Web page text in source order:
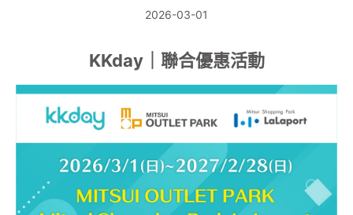
樓層導覽
顧客服務
關於我們
2026-03-01
KKday｜聯合優惠活動